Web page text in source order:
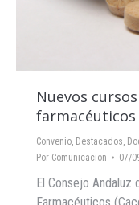
Nuevos
farmacéuticos
Convenio, Destacados,
Por Comunicacion 07/
El Consejo Andaluz